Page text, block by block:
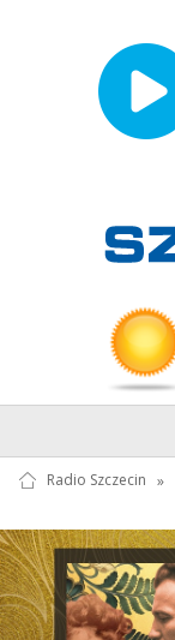
Radio Szczecin »